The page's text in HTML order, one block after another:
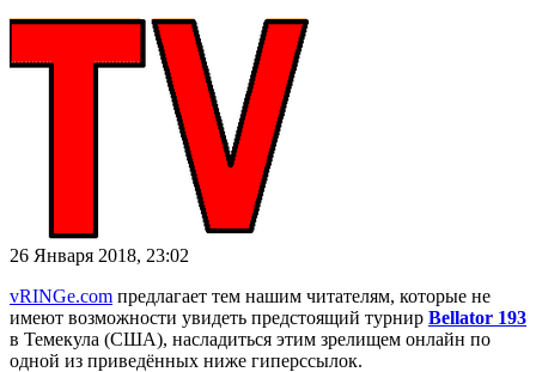
26 Января 2018, 23:02
vRINGe.com предлагает тем нашим читателям, которые не
имеют возможности увидеть предстоящий турнир Bellator 193
в Темекула (США), насладиться этим зрелищем онлайн по
одной из приведённых ниже гиперссылок.